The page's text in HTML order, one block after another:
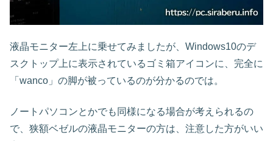
液晶モニター左上に乗せてみましたが、Windows10のデ
スクトップ上に表示されているゴミ箱アイコンに、完全に
「wanco」の脚が被っているのが分かるのでは。
ノートパソコンとかでも同様になる場合が考えられるの
で、狭額ベゼルの液晶モニターの方は、注意した方がいい